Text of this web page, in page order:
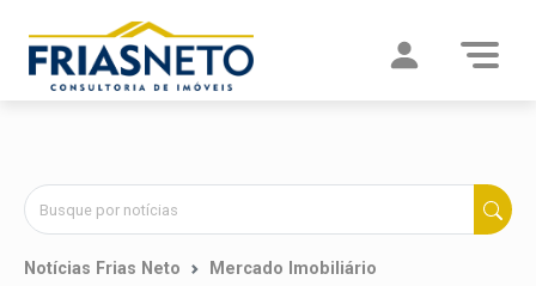
Notícias Frias Neto
Mercado Imobiliário